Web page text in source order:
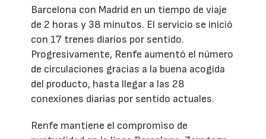
Barcelona con Madrid en un tiempo de viaje
de 2 horas y 38 minutos. El servicio se inició
con 17 trenes diarios por sentido.
Progresivamente, Renfe aumentó el número
de circulaciones gracias a la buena acogida
del producto, hasta llegar a las 28
conexiones diarias por sentido actuales.
Renfe mantiene el compromiso de